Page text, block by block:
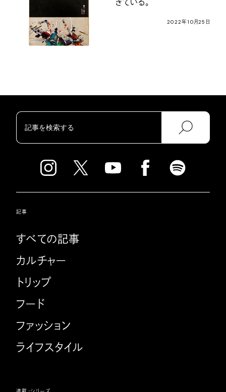
2022年10月25日
記事
すべての記事
カルチャー
トリップ
フード
ファッション
ライフスタイル